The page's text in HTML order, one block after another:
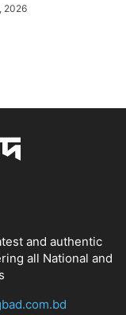
2026
and authentic
all National and